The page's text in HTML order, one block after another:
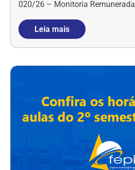
020/26 – Monitoria Remunerada
Leia mais